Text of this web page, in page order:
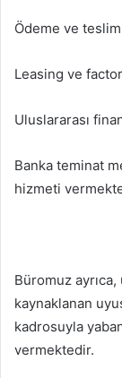
Ödeme ve
Leasing ve
Uluslararası
Banka teminat
hizmeti
Büromuz
kaynaklanan
kadrosuyla
vermektedir.